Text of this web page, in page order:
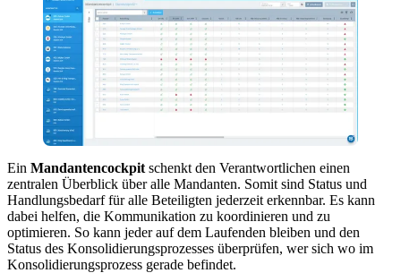
Ein Mandantencockpit schenkt den Verantwortlichen einen
zentralen Überblick über alle Mandanten. Somit sind Status und
Handlungsbedarf für alle Beteiligten jederzeit erkennbar. Es kann
dabei helfen, die Kommunikation zu koordinieren und zu
optimieren. So kann jeder auf dem Laufenden bleiben und den
Status des Konsolidierungsprozesses überprüfen, wer sich wo im
Konsolidierungsprozess gerade befindet.